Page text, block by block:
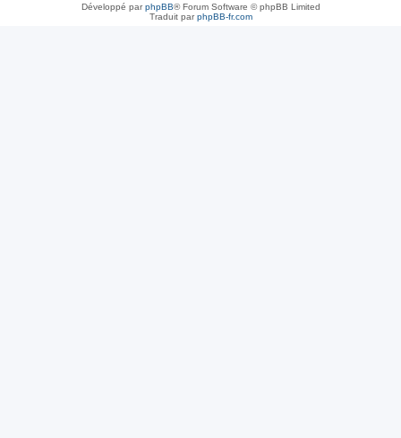
Développé parphpBB® Forum Software © phpBB Limited
Traduit parphpBB-fr.com